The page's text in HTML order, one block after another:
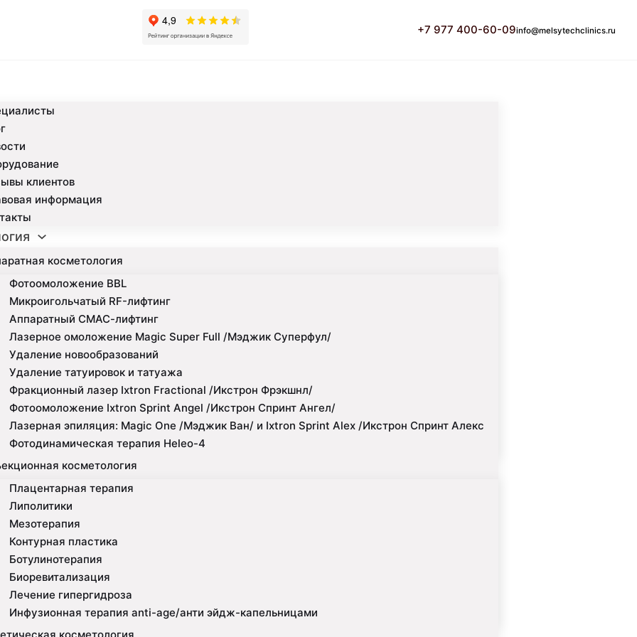
+7 977 400-60-09info@melsytechclinics.ru
клиентов
информация
косметология
Фотоомоложение BBL
Микроигольчатый RF-лифтинг
Аппаратный СМАС-лифтинг
Лазерное омоложение Magic Super Full /Мэджик Суперфул/
Удаление новообразований
Удаление татуировок и татуажа
Фракционный лазер Ixtron Fractional /Икстрон Фрэкшнл/
Фотоомоложение Ixtron Sprint Angel /Икстрон Спринт Ангел/
Лазерная эпиляция: Magic One /Мэджик Ван/ и Ixtron Sprint Alex /Икстрон Спринт Алекс
Фотодинамическая терапия Heleo-4
косметология
Плацентарная терапия
Липолитики
Мезотерапия
Контурная пластика
Ботулинотерапия
Биоревитализация
Лечение гипергидроза
Инфузионная терапия anti-age/анти эйдж-капельницами